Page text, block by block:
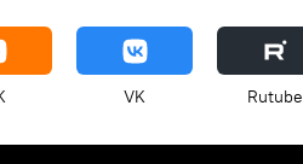
VK Rutube